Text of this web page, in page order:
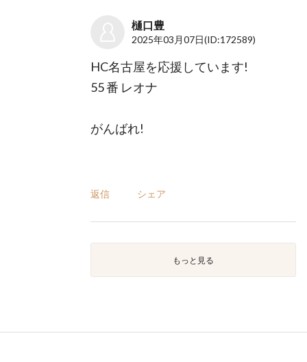
樋口豊
2025年03月07日(ID:172589)
HC名古屋を応援しています!
55 番 レオナ
がんばれ!
返信 シェア
もっと見る